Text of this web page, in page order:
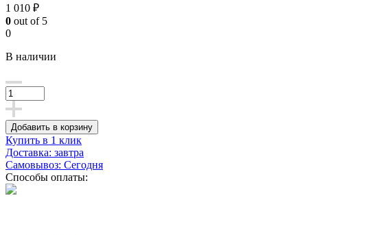
1 010 ₽
0 out of 5
0
В наличии
Добавить в корзину
Купить в 1 клик
Доставка: завтра
Самовывоз: Сегодня
Способы оплаты: